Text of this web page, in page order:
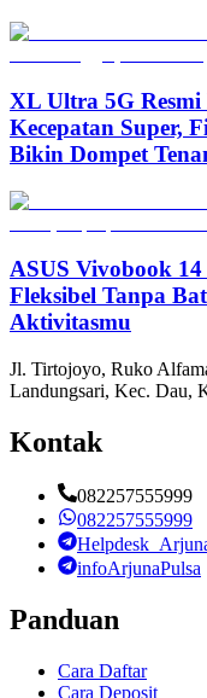
XL Ultra 5G
Kecepatan Super,
Bikin Dompet
ASUS Vivobook
Fleksibel Tanpa
Aktivitasmu
Jl. Tirtojoyo, Ruko
Landungsari, Kec. Dau,
Kontak
082257555999
082257555999
infoArjunaPulsa
Panduan
Cara Daftar
Cara Deposit